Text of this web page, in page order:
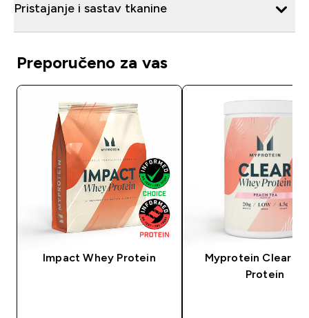
Pristajanje i sastav tkanine
Preporučeno za vas
Impact Whey Protein
Myprotein Clear
Protein